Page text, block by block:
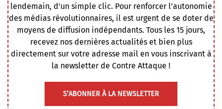
lendemain, d’un simple clic. Pour renforcer l’autonomie
des médias révolutionnaires, il est urgent de se doter de
moyens de diffusion indépendants. Tous les 15 jours,
recevez nos dernières actualités et bien plus
directement sur votre adresse mail en vous inscrivant à
la newsletter de Contre Attaque !
S’ABONNER À LA NEWSLETTER